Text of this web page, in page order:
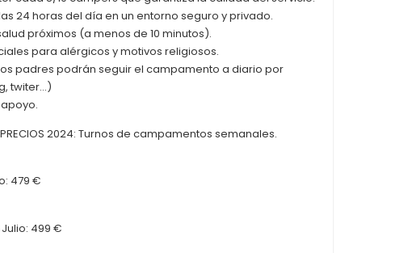
24 horas del día en un entorno seguro y privado.
próximos (a menos de 10 minutos).
para alérgicos y motivos religiosos.
padres podrán seguir el campamento a diario por
twiter…)
PRECIOS 2024: Turnos de campamentos semanales.
479 €
499 €